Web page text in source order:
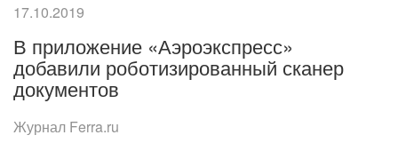
17.10.2019
В приложение «Аэроэкспресс»
добавили роботизированный сканер
документов
Журнал Ferra.ru